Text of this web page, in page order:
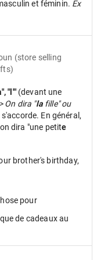
et féminin. Ex
(store selling
"l'" (devant une
On dira "lafille" ou
En général,
dira "une petite
brother's birthday,
pour
de cadeaux au